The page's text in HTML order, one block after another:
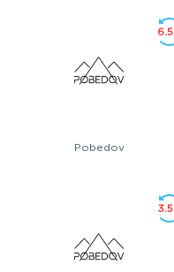
Pobedov